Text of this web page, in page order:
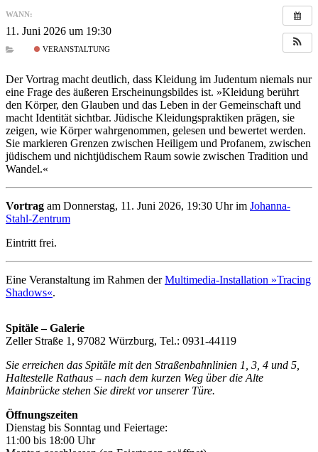
WANN:
11. Juni 2026 um 19:30
VERANSTALTUNG
Der Vortrag macht deutlich, dass Kleidung im Judentum niemals nur
eine Frage des äußeren Erscheinungsbildes ist. »Kleidung berührt
den Körper, den Glauben und das Leben in der Gemeinschaft und
macht Identität sichtbar. Jüdische Kleidungspraktiken prägen, sie
zeigen, wie Körper wahrgenommen, gelesen und bewertet werden.
Sie markieren Grenzen zwischen Heiligem und Profanem, zwischen
jüdischem und nichtjüdischem Raum sowie zwischen Tradition und
Wandel.«
Vortrag am Donnerstag, 11. Juni 2026, 19:30 Uhr im Johanna-
Stahl-Zentrum
Eintritt frei.
Eine Veranstaltung im Rahmen derMultimedia-Installation »Tracing
Shadows«.
Spitäle – Galerie
Zeller Straße 1, 97082 Würzburg, Tel.: 0931-44119
Sie erreichen das Spitäle mit den Straßenbahnlinien 1, 3, 4 und 5,
Haltestelle Rathaus – nach dem kurzen Weg über die Alte
Mainbrücke stehen Sie direkt vor unserer Türe.
Öffnungszeiten
Dienstag bis Sonntag und Feiertage:
11:00 bis 18:00 Uhr